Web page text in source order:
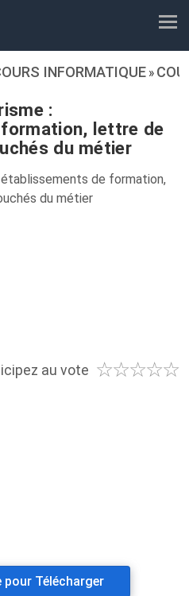
INFORMATIQUE »
:
lettre de
du métier
au vote ☆☆☆☆☆
★★★★★
pour Télécharger